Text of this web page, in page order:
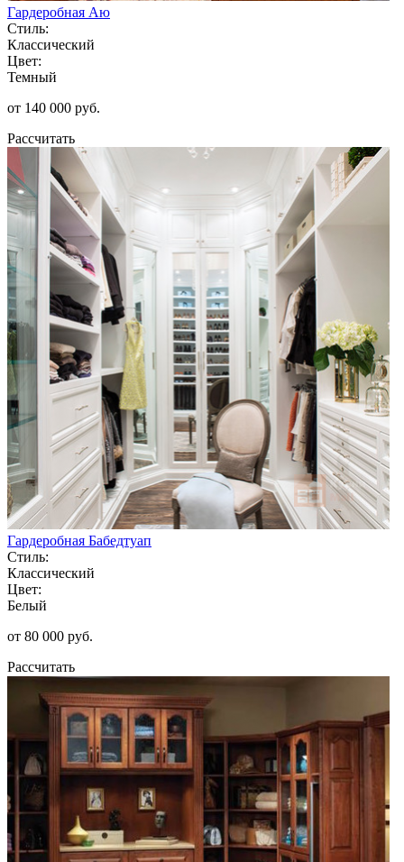
Гардеробная Аю
Стиль:
Классический
Цвет:
Темный
от 140 000 руб.
Рассчитать
Гардеробная Бабедтуап
Стиль:
Классический
Цвет:
Белый
от 80 000 руб.
Рассчитать